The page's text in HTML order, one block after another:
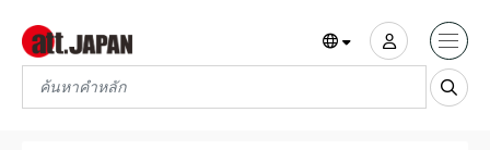
Translations title cont